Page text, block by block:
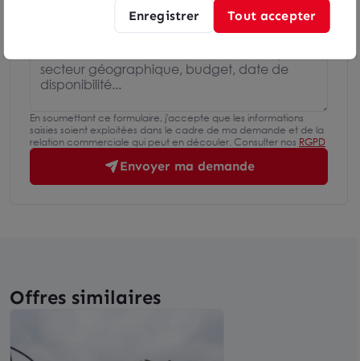
En soumettant ce formulaire, j'accepte que les informations
saisies soient exploitées dans le cadre de ma demande et de la
relation commerciale qui peut en découler. Consulter nos RGPD
Envoyer ma demande
Offres similaires
Enregistrer Tout accepter